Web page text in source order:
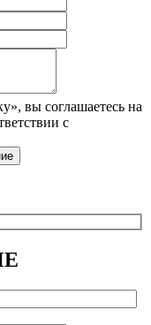
вы соглашаетесь на
с